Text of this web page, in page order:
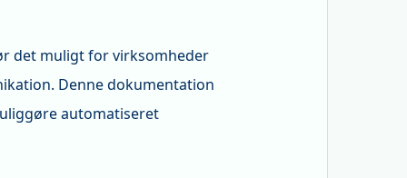
det muligt for virksomheder
Denne dokumentation
automatiseret